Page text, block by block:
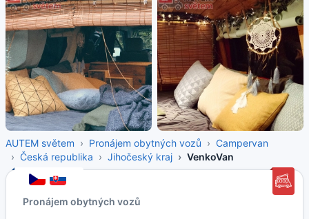
AUTEM světem Pronájem obytných vozů
Campervan
Česká republika
Jihočeský kraj VenkoVan
Pronájem obytných vozů